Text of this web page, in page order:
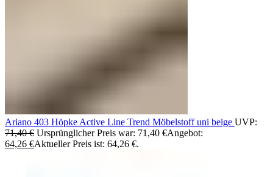
Ariano 403 Höpke Active Line Trend Möbelstoff uni beige UVP:
71,40€ Ursprünglicher Preis war: 71,40 €Angebot:
64,26 €Aktueller Preis ist: 64,26 €.